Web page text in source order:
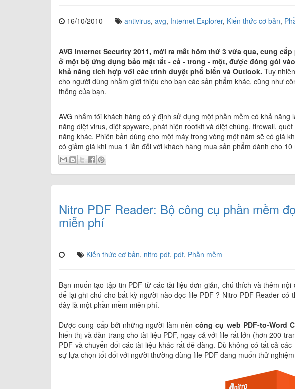
16/10/2010 antivirus, avg, Internet Explorer, Kiến thức cơ bản,
AVG Internet Security 2011, mới ra mắt hôm thứ 3 vừa qua, cung
ở một bộ ứng dụng bảo mật tất - cả - trong - một, được đóng gói
khả năng tích hợp với các trình duyệt phổ biến và Outlook. Tuy
cho người dùng nhằm giới thiệu cho bạn các sản phẩm khác, cũng như
thống của bạn.
AVG nhắm tới khách hàng có ý định sử dụng một phần mềm có khả
năng diệt virus, diệt spyware, phát hiện rootkit và diệt chúng, firewall,
năng khác. Phiên bản dùng cho một máy trong vòng một năm sẽ có giá
có giảm giá khi mua 1 lần đối với khách hàng mua sản phẩm dành cho 10
Nitro PDF Reader: Bộ công cụ phần mềm
miễn phí
Kiến thức cơ bản, nitro pdf, pdf, Phần mềm
Bạn muốn tạo tập tin PDF từ các tài liệu đơn giản, chú thích và thêm
để lại ghi chú cho bất kỳ người nào đọc file PDF ? Nitro PDF Reader
đây là một phần mềm miễn phí.
Được cung cấp bởi những người làm nêncông cụ web PDF-to-Word
hiển thị và dàn trang cho tài liệu PDF, ngay cả với file rất lớn (hơn 200
PDF và chuyển đổi các tài liệu khác rất dễ dàng. Dù không có tất cả
sự lựa chọn tốt đối với người thường dùng file PDF đang muốn thử